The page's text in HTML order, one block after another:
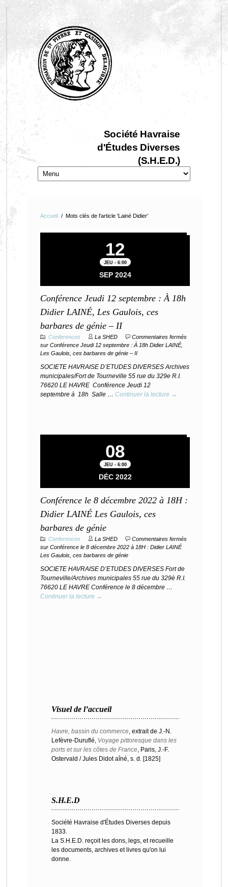
Société Havraise
d'Études Diverses
(S.H.E.D.)
Accueil / Mots clés de l'article 'Lainé Didier'
12
JEU - 6:00
SEP 2024
Conférence Jeudi 12 septembre : À 18h
Didier LAINÉ, Les Gaulois, ces
barbares de génie – II
Conferences La SHED
Commentaires fermés
sur Conférence Jeudi 12 septembre : À 18h Didier LAINÉ,
Les Gaulois, ces barbares de génie – II
SOCIETE HAVRAISE D’ETUDES DIVERSES Archives
municipales/Fort de Tourneville 55 rue du 329e R.I.
76620 LE HAVRE Conférence Jeudi 12
septembre à 18h Salle … Continuer la lecture →
08
JEU - 6:00
DÉC 2022
Conférence le 8 décembre 2022 à 18H :
Didier LAINÉ Les Gaulois, ces
barbares de génie
Conferences La SHED
Commentaires fermés
sur Conférence le 8 décembre 2022 à 18H : Didier LAINÉ
Les Gaulois, ces barbares de génie
SOCIETE HAVRAISE D’ETUDES DIVERSES Fort de
Tourneville/Archives municipales 55 rue du 329è R.I.
76620 LE HAVRE Conférence le 8 décembre …
Continuer la lecture →
Visuel de l’accueil
Havre, bassin du commerce , extrait de J.-N.
Lefèvre-Duruflé, Voyage pittoresque dans les
ports et sur les côtes de France , Paris, J.-F.
Ostervald / Jules Didot aîné, s. d. [1825]
S.H.E.D
Société Havraise d'Études Diverses depuis
1833.
La S.H.E.D. reçoit les dons, legs, et recueille
les documents, archives et livres qu'on lui
donne.